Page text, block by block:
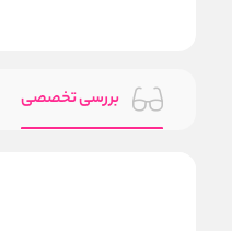
بررسی تخصصی